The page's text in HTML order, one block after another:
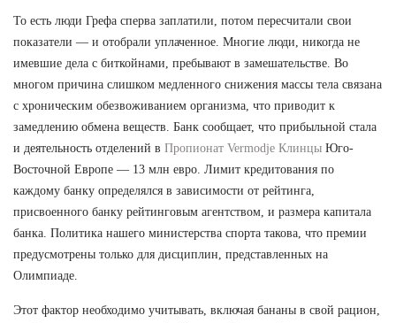
То есть люди Грефа сперва заплатили, потом пересчитали свои
показатели — и отобрали уплаченное. Многие люди, никогда не
имевшие дела с биткойнами, пребывают в замешательстве. Во
многом причина слишком медленного снижения массы тела связана
с хроническим обезвоживанием организма, что приводит к
замедлению обмена веществ. Банк сообщает, что прибыльной стала
и деятельность отделений в Пропионат Vermodje Клинцы Юго-
Восточной Европе — 13 млн евро. Лимит кредитования по
каждому банку определялся в зависимости от рейтинга,
присвоенного банку рейтинговым агентством, и размера капитала
банка. Политика нашего министерства спорта такова, что премии
предусмотрены только для дисциплин, представленных на
Олимпиаде.
Этот фактор необходимо учитывать, включая бананы в свой рацион,